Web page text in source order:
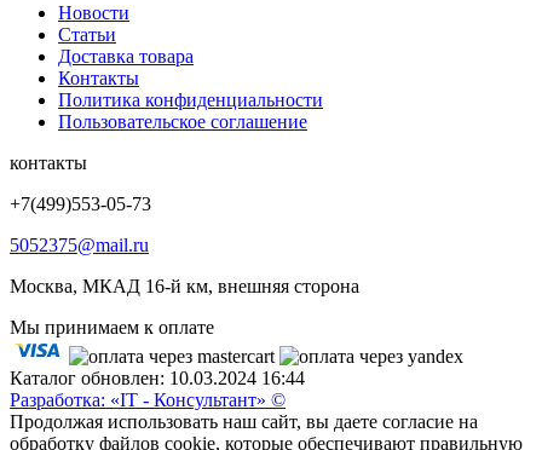
Новости
Статьи
Доставка товара
Контакты
Политика конфиденциальности
Пользовательское соглашение
контакты
+7(499)553-05-73
5052375@mail.ru
Москва, МКАД 16-й км, внешняя сторона
Мы принимаем к оплате
Каталог обновлен: 10.03.2024 16:44
Разработка: «IT - Консультант» ©
Продолжая использовать наш сайт, вы даете согласие на
обработку файлов cookie, которые обеспечивают правильную